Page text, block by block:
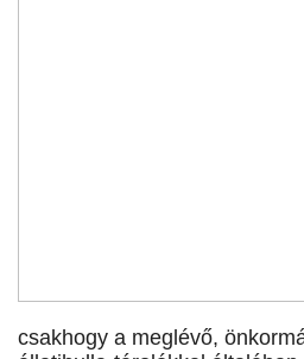
csakhogy a meglévő,